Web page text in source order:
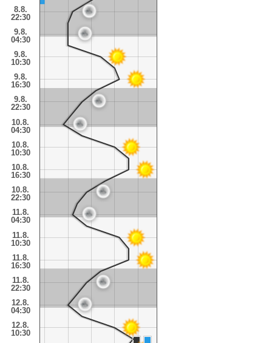
8.8.
22:30
9.8.
04:30
9.8.
10:30
9.8.
16:30
9.8.
22:30
10.8.
04:30
10.8.
10:30
10.8.
16:30
10.8.
22:30
11.8.
04:30
11.8.
10:30
11.8.
16:30
11.8.
22:30
12.8.
04:30
12.8.
10:30